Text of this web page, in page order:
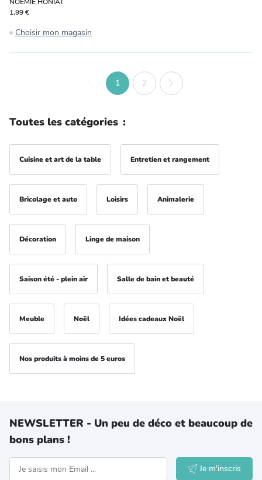
1,99 €
Choisir mon magasin
1 2
Toutes les catégories :
Cuisine et art de la table Entretien et rangement
Bricolage et auto Loisirs Animalerie
Décoration Linge de maison
Saison été - plein air Salle de bain et beauté
Meuble Noël Idées cadeaux Noël
Nos produits à moins de 5 euros
NEWSLETTER - Un peu de déco et beaucoup de
bons plans !
Je m'inscris